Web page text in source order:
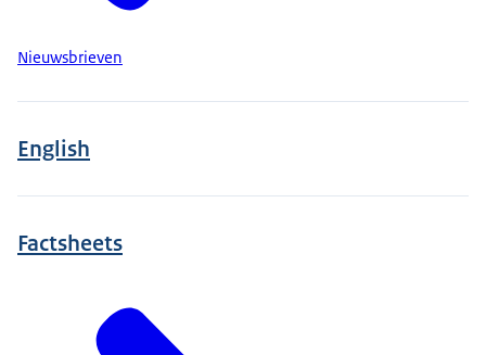
Nieuwsbrieven
English
Factsheets